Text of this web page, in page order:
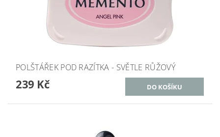
POLŠTÁŘEK POD RAZÍTKA - SVĚTLE RŮŽOVÝ
239 Kč